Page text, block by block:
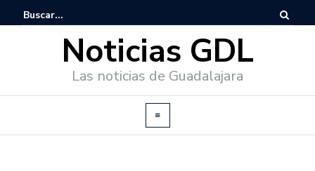
Noticias GDL
Las noticias de Guadalajara